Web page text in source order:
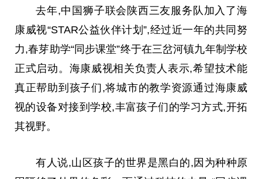
去年,中国 狮子联会陕西三友服务队加入了海
康威视“STAR公益伙伴计划”,经过近一年的共同努
力,春芽助学“同步课堂”终于在三岔河镇九年制学校
正式启动。海康威视相关负责人表示,希望技术能
真正帮助到孩子们,将城市的教学资源通过海康威
视的设备对接到学校,丰富孩子们的学习方式,开拓
其视野。
有人说,山区孩子的世界是黑白的,因为种种原